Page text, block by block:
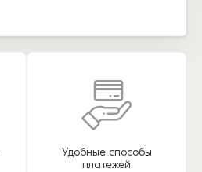
Удобные способы
платежей